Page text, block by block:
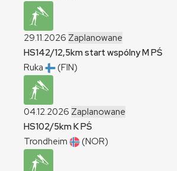
29.11.2026 Zaplanowane
HS142/12,5km start wspólnyMPŚ
Ruka
(FIN)
04.12.2026 Zaplanowane
HS102/5kmKPŚ
Trondheim
(NOR)